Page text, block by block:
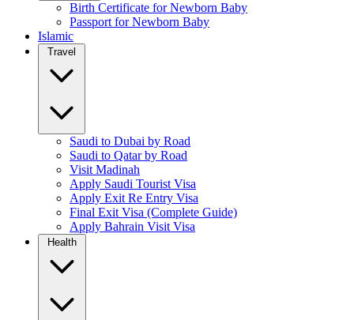
Birth Certificate for Newborn Baby
Passport for Newborn Baby
Islamic
Saudi to Dubai by Road
Saudi to Qatar by Road
Visit Madinah
Apply Saudi Tourist Visa
Apply Exit Re Entry Visa
Final Exit Visa (Complete Guide)
Apply Bahrain Visit Visa